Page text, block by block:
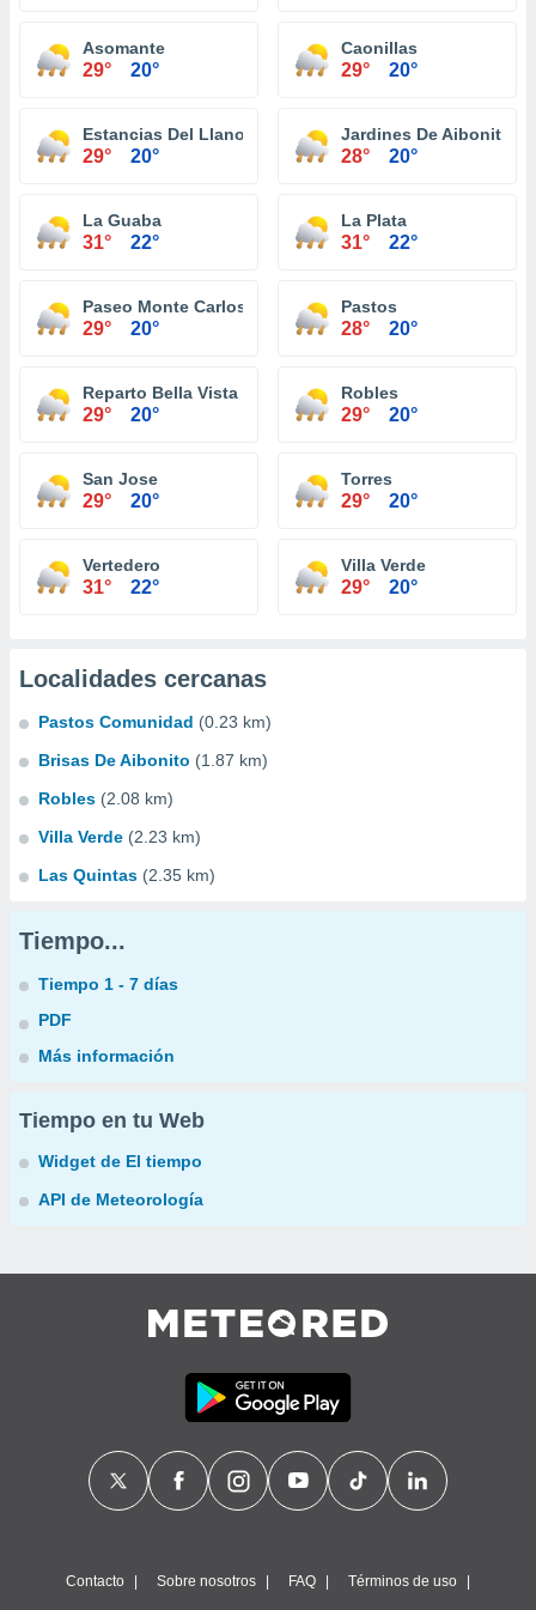
Asomante
29° 20°
Caonillas
29° 20°
Estancias Del Llano
29° 20°
Jardines De Aibonito
28° 20°
La Guaba
31° 22°
La Plata
31° 22°
Paseo Monte Carlos
29° 20°
Pastos
28° 20°
Reparto Bella Vista
29° 20°
Robles
29° 20°
San Jose
29° 20°
Torres
29° 20°
Vertedero
31° 22°
Villa Verde
29° 20°
Localidades cercanas
Pastos Comunidad (0.23 km)
Brisas De Aibonito (1.87 km)
Robles (2.08 km)
Villa Verde (2.23 km)
Las Quintas (2.35 km)
Tiempo...
Tiempo 1 - 7 días
PDF
Más información
Tiempo en tu Web
Widget de El tiempo
API de Meteorología
Contacto Sobre nosotros FAQ Términos de uso